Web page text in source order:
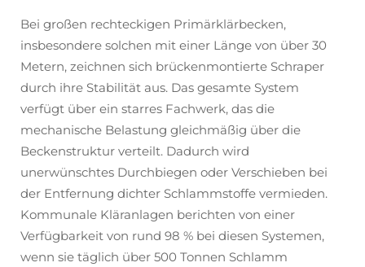
Bei großen rechteckigen Primärklärbecken,
insbesondere solchen mit einer Länge von über 30
Metern, zeichnen sich brückenmontierte Schraper
durch ihre Stabilität aus. Das gesamte System
verfügt über ein starres Fachwerk, das die
mechanische Belastung gleichmäßig über die
Beckenstruktur verteilt. Dadurch wird
unerwünschtes Durchbiegen oder Verschieben bei
der Entfernung dichter Schlammstoffe vermieden.
Kommunale Kläranlagen berichten von einer
Verfügbarkeit von rund 98 % bei diesen Systemen,
wenn sie täglich über 500 Tonnen Schlamm